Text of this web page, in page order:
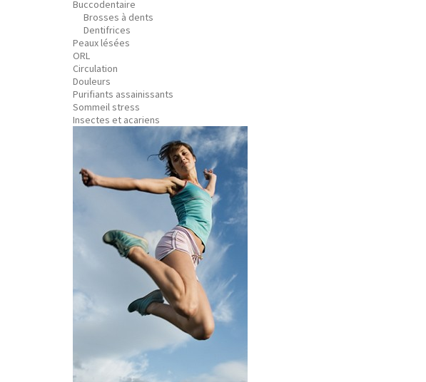
Buccodentaire
Brosses à dents
Dentifrices
Peaux lésées
ORL
Circulation
Douleurs
Purifiants assainissants
Sommeil stress
Insectes et acariens